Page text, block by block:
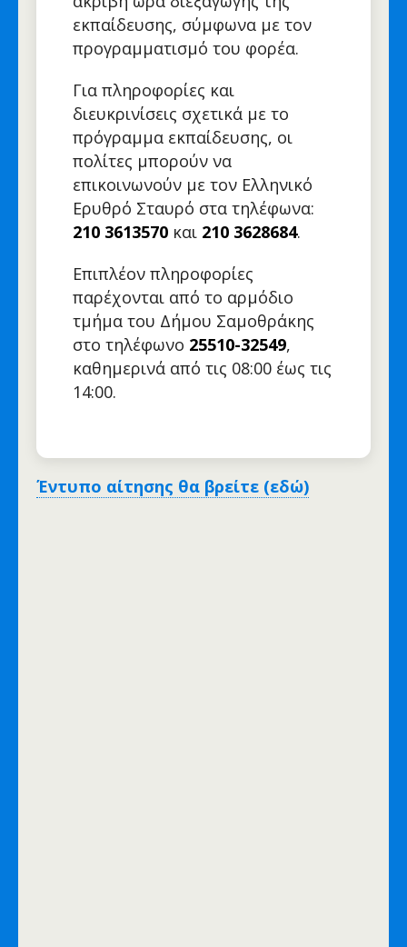
εκπαίδευσης, σύμφωνα με τον
προγραμματισμό του φορέα.
Για πληροφορίες και
διευκρινίσεις σχετικά με το
πρόγραμμα εκπαίδευσης, οι
πολίτες μπορούν να
επικοινωνούν με τον Ελληνικό
Ερυθρό Σταυρό στα τηλέφωνα:
210 3613570 και 210 3628684.
Επιπλέον πληροφορίες
παρέχονται από το αρμόδιο
τμήμα του Δήμου Σαμοθράκης
στο τηλέφωνο 25510-32549,
καθημερινά από τις 08:00 έως τις
14:00.
Έντυπο αίτησης θα βρείτε (εδώ)